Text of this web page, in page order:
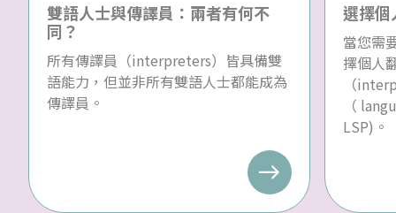
雙語人士與傳譯員：兩者有何不
同？
所有傳譯員（interpreters）皆具備雙
語能力，但並非所有雙語人士都能成為
傳譯員。
選擇個
當您需
擇個人
（
（
LSP)。